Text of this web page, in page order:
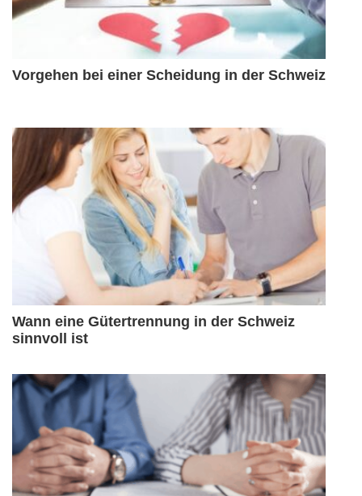
Vorgehen bei einer Scheidung in der Schweiz
Wann eine Gütertrennung in der Schweiz
sinnvoll ist